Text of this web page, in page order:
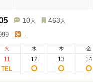
10 人 463 人
-
火
11
水
12
木
13
金
14